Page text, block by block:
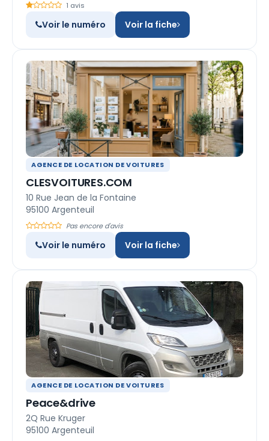
1 avis
Voir le numéro Voir la fiche
AGENCE DE LOCATION DE VOITURES
CLESVOITURES.COM
10 Rue Jean de la Fontaine
95100 Argenteuil
Pas encore d'avis
Voir le numéro Voir la fiche
AGENCE DE LOCATION DE VOITURES
Peace&drive
2Q Rue Kruger
95100 Argenteuil